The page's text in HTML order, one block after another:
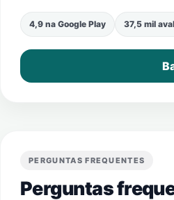
4,9 na Google Play 37,5 mil
PERGUNTAS FREQUENTES
Perguntas